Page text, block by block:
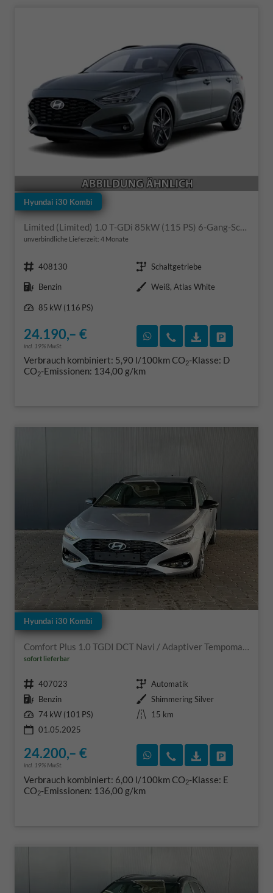
Hyundai i30 Kombi
Limited (Limited) 1.0 T-GDi 85kW (115 PS) 6-Gang-Schaltgetriebe
unverbindliche Lieferzeit: 4 Monate
Fahrzeugnr. 408130 Getriebe Schaltgetriebe
Kraftstoff Benzin Außenfarbe Weiß, Atlas White
Leistung
85 kW (116 PS)
24.190,– €
incl. 19% MwSt.
Rückruf vereinbaren
Wir rufen Sie an
Verbrauch kombiniert: 5,90 l/100kmCO2-Klasse: D
CO2-Emissionen: 134,00 g/km
Hyundai i30 Kombi
Comfort Plus 1.0 TGDI DCT Navi / Adaptiver Tempomat/ Totwinkel Assistent/ Alu 17"
sofort lieferbar
Fahrzeugnr. 407023 Getriebe Automatik
Kraftstoff Benzin Außenfarbe Shimmering Silver
Leistung 74 kW (101 PS) Kilometerstand
15 km
01.05.2025
24.200,– €
incl. 19% MwSt.
Rückruf vereinbaren
Wir rufen Sie an
Verbrauch kombiniert: 6,00 l/100kmCO2-Klasse: E
CO2-Emissionen: 136,00 g/km